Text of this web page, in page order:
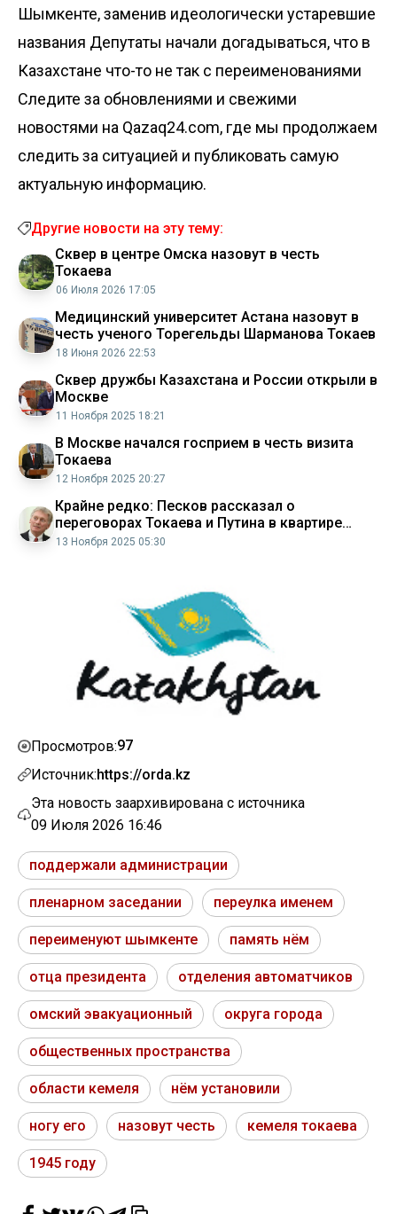
Шымкенте, заменив идеологически устаревшие
названия Депутаты начали догадываться, что в
Казахстане что-то не так с переименованиями
Следите за обновлениями и свежими
новостями на Qazaq24.com, где мы продолжаем
следить за ситуацией и публиковать самую
актуальную информацию.
Другие новости на эту тему:
Сквер в центре Омска назовут в честь
Токаева
06 Июля 2026 17:05
Медицинский университет Астана назовут в
честь ученого Торегельды Шарманова Токаев
18 Июня 2026 22:53
Сквер дружбы Казахстана и России открыли в
Москве
11 Ноября 2025 18:21
В Москве начался госприем в честь визита
Токаева
12 Ноября 2025 20:27
Крайне редко: Песков рассказал о
переговорах Токаева и Путина в квартире
президента России
13 Ноября 2025 05:30
Просмотров:97
Источник:https://orda.kz
Эта новость заархивирована с источника
09 Июля 2026 16:46
поддержали администрации
пленарном заседании переулка именем
переименуют шымкенте память нём
отца президента отделения автоматчиков
омский эвакуационный округа города
общественных пространства
области кемеля нём установили
ногу его назовут честь кемеля токаева
1945 году